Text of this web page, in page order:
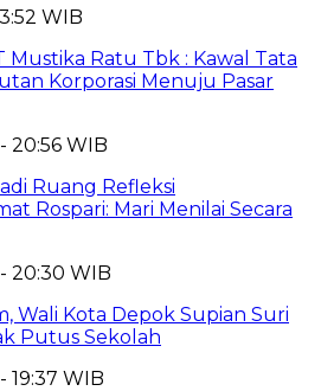
WIB
Mustika Ratu Tbk : Kawal Tata
Korporasi Menuju Pasar
20:56 WIB
Ruang Refleksi
Rospari: Mari Menilai Secara
20:30 WIB
Wali Kota Depok Supian Suri
Putus Sekolah
19:37 WIB